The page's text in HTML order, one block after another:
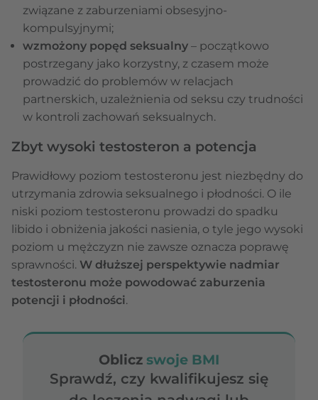
związane z zaburzeniami obsesyjno-
kompulsyjnymi;
wzmożony popęd seksualny – początkowo
postrzegany jako korzystny, z czasem może
prowadzić do problemów w relacjach
partnerskich, uzależnienia od seksu czy trudności
w kontroli zachowań seksualnych.
Zbyt wysoki testosteron a potencja
Prawidłowy poziom testosteronu jest niezbędny do
utrzymania zdrowia seksualnego i płodności. O ile
niski poziom testosteronu prowadzi do spadku
libido i obniżenia jakości nasienia, o tyle jego wysoki
poziom u mężczyzn nie zawsze oznacza poprawę
sprawności. W dłuższej perspektywie nadmiar
testosteronu może powodować zaburzenia
potencji i płodności.
Oblicz swoje BMI
Sprawdź, czy kwalifikujesz się